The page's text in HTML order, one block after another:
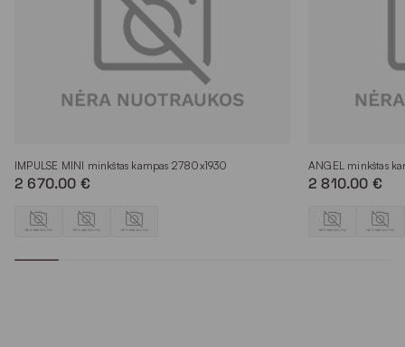
IMPULSE MINI minkštas kampas 2780x1930
2 670.00 €
ANGEL minkštas
2 810.00 €